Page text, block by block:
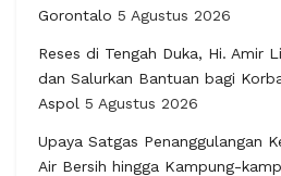
Gorontalo 5 Agustus 2026
Reses di Tengah Duka, Hi. Amir
dan Salurkan Bantuan bagi
Aspol 5 Agustus 2026
Upaya Satgas Penanggulangan
Air Bersih hingga Kampung-